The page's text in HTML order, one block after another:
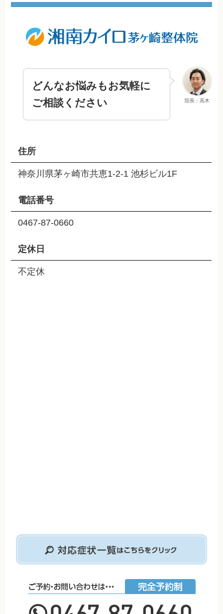
院長：高木
どんなお悩みもお気軽に
ご相談ください
住所
神奈川県茅ヶ崎市共恵1-2-1 池杉ビル1F
電話番号
0467-87-0660
定休日
不定休